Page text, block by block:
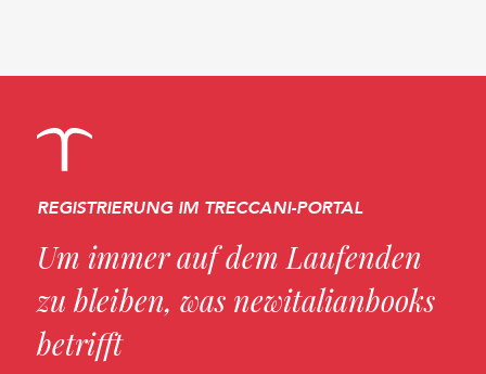
REGISTRIERUNG IM TRECCANI-PORTAL
Um immer auf dem Laufenden
zu bleiben, was newitalianbooks
betrifft